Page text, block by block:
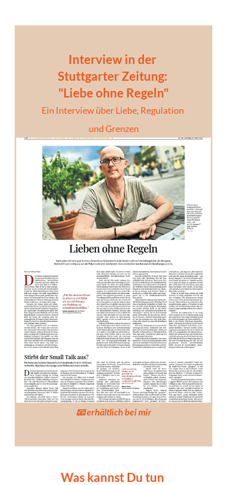
Interview in der
Stuttgarter Zeitung:
"Liebe ohne Regeln"
Ein Interview über Liebe, Regulation
und Grenzen
📧 erhältlich bei mir
Was kannst Du tun